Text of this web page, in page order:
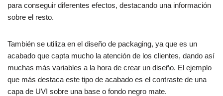
para conseguir diferentes efectos, destacando una información
sobre el resto.
También se utiliza en el diseño de packaging, ya que es un
acabado que capta mucho la atención de los clientes, dando así
muchas más variables a la hora de crear un diseño. El ejemplo
que más destaca este tipo de acabado es el contraste de una
capa de UVI sobre una base o fondo negro mate.